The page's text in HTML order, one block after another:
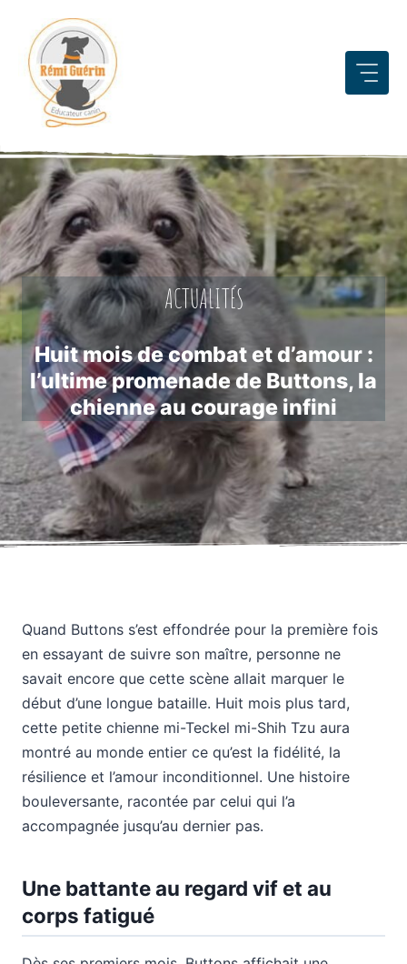
contenu
ACTUALITÉS
Huit mois de combat et d’amour :
l’ultime promenade de Buttons, la
chienne au courage infini
Quand Buttons s’est effondrée pour la première fois
en essayant de suivre son maître, personne ne
savait encore que cette scène allait marquer le
début d’une longue bataille. Huit mois plus tard,
cette petite chienne mi-Teckel mi-Shih Tzu aura
montré au monde entier ce qu’est la fidélité, la
résilience et l’amour inconditionnel. Une histoire
bouleversante, racontée par celui qui l’a
accompagnée jusqu’au dernier pas.
Une battante au regard vif et au
corps fatigué